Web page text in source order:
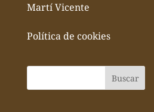
Martí Vicente
Política de cookies